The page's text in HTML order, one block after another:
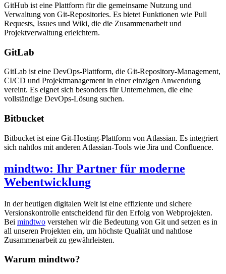
GitHub ist eine Plattform für die gemeinsame Nutzung und
Verwaltung von Git-Repositories. Es bietet Funktionen wie Pull
Requests, Issues und Wiki, die die Zusammenarbeit und
Projektverwaltung erleichtern.
GitLab
GitLab ist eine DevOps-Plattform, die Git-Repository-Management,
CI/CD und Projektmanagement in einer einzigen Anwendung
vereint. Es eignet sich besonders für Unternehmen, die eine
vollständige DevOps-Lösung suchen.
Bitbucket
Bitbucket ist eine Git-Hosting-Plattform von Atlassian. Es integriert
sich nahtlos mit anderen Atlassian-Tools wie Jira und Confluence.
mindtwo: Ihr Partner für moderne
Webentwicklung
In der heutigen digitalen Welt ist eine effiziente und sichere
Versionskontrolle entscheidend für den Erfolg von Webprojekten.
Bei mindtwo verstehen wir die Bedeutung von Git und setzen es in
all unseren Projekten ein, um höchste Qualität und nahtlose
Zusammenarbeit zu gewährleisten.
Warum mindtwo?